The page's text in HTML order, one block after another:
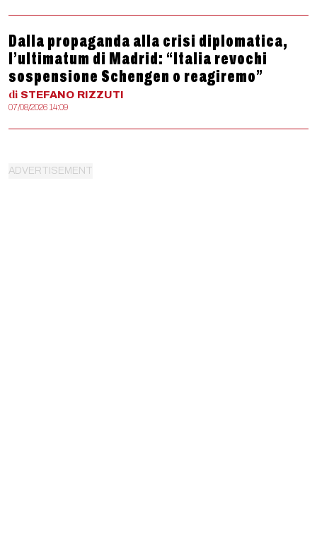
Dalla propaganda alla crisi diplomatica,
l’ultimatum di Madrid: “Italia revochi
sospensione Schengen o reagiremo”
di STEFANO RIZZUTI
07/08/2026 14:09